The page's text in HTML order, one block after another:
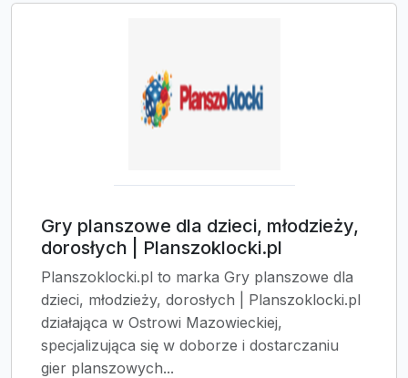
Gry planszowe dla dzieci, młodzieży,
dorosłych | Planszoklocki.pl
Planszoklocki.pl to marka Gry planszowe dla
dzieci, młodzieży, dorosłych | Planszoklocki.pl
działająca w Ostrowi Mazowieckiej,
specjalizująca się w doborze i dostarczaniu
gier planszowych...